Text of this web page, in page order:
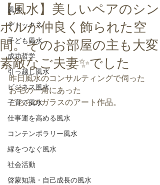
風水
デトックス
子ども風水
成功哲学
引っ越し風水
ビジネス風水
子育て風水
仕事運を高める風水
コンテンポラリー風水
縁をつなぐ風水
社会活動
啓蒙知識・自己成長の風水
【風水】美しいペアのシン
ボルが仲良く飾られた空
間。そのお部屋の主も大変
素敵なご夫妻✨でした
昨日風水のコンサルティングで伺った
お宅の一角にあった
こちらのガラスのアート作品。